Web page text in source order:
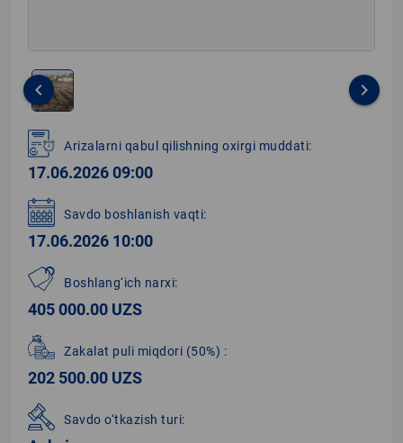
1
of
1
keyboard_arrow_left keyboard_arrow_right
Arizalarni qabul qilishning oxirgi muddati:
17.06.2026 09:00
Savdo boshlanish vaqti:
17.06.2026 10:00
Boshlang‘ich narxi:
405 000.00 UZS
Zakalat puli miqdori (50%) :
202 500.00 UZS
Savdo o‘tkazish turi: